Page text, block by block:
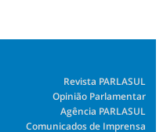
Revista PARLASUL
Opinião Parlamentar
Agência PARLASUL
Comunicados de Imprensa